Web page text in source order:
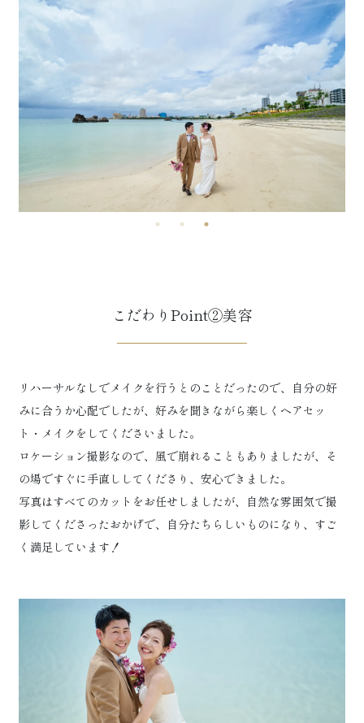
こだわりPoint②美容
リハーサルなしでメイクを行うとのことだったので、自分の好
みに合うか心配でしたが、好みを聞きながら楽しくヘアセッ
ト・メイクをしてくださいました。
ロケーション撮影なので、風で崩れることもありましたが、そ
の場ですぐに手直ししてくださり、安心できました。
写真はすべてのカットをお任せしましたが、自然な雰囲気で撮
影してくださったおかげで、自分たちらしいものになり、すご
く満足しています！